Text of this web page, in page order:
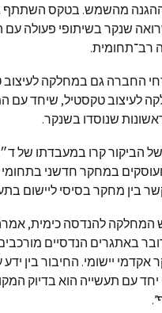
מהשמש. בטקס השתתף
שנקר בשיתופי פעולה עם
רב־תחומית.
החברה גם במחלקה לעיצוב
לעיצוב טקסטיל, שיחד עם
שנוסדו בשנקר.
הביקור קרו במעבדתו של
במחקר חדשני
בין מחקר בסיסי ליישום
המחלקה להנדסה כימית,
באתגרים הנדסיים
יישומי. החיבור בין
יחד עם תעשייה הוא בדיוק